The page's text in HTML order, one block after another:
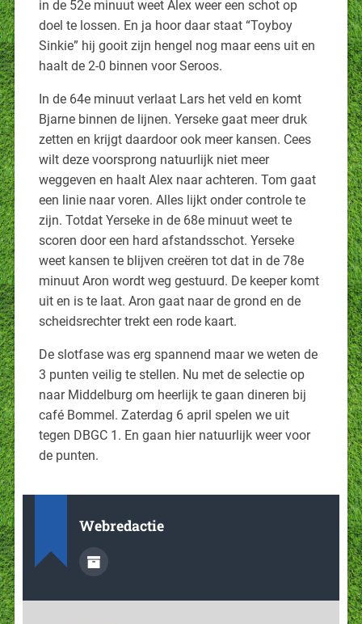
in de 52e minuut weet Alex weer een schot op
doel te lossen. En ja hoor daar staat “Toyboy
Sinkie” hij gooit zijn hengel nog maar eens uit en
haalt de 2-0 binnen voor Seroos.
In de 64e minuut verlaat Lars het veld en komt
Bjarne binnen de lijnen. Yerseke gaat meer druk
zetten en krijgt daardoor ook meer kansen. Cees
wilt deze voorsprong natuurlijk niet meer
weggeven en haalt Alex naar achteren. Tom gaat
een linie naar voren. Alles lijkt onder controle te
zijn. Totdat Yerseke in de 68e minuut weet te
scoren door een hard afstandsschot. Yerseke
weet kansen te blijven creëren tot dat in de 78e
minuut Aron wordt weg gestuurd. De keeper komt
uit en is te laat. Aron gaat naar de grond en de
scheidsrechter trekt een rode kaart.
De slotfase was erg spannend maar we weten de
3 punten veilig te stellen. Nu met de selectie op
naar Middelburg om heerlijk te gaan dineren bij
café Bommel. Zaterdag 6 april spelen we uit
tegen DBGC 1. En gaan hier natuurlijk weer voor
de punten.
Webredactie